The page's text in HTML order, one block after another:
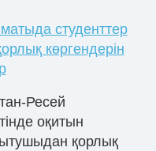
студенттер
көргендерін
Ресей
оқитын
қорлық